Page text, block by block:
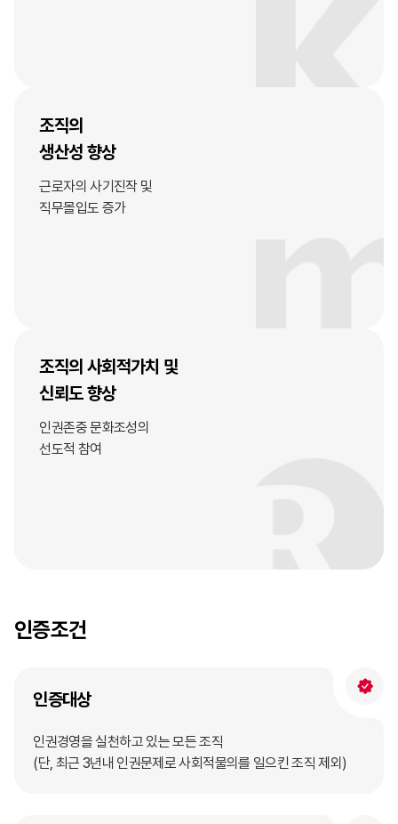
조직의
생산성 향상
근로자의 사기진작 및
직무몰입도 증가
조직의 사회적가치 및
신뢰도 향상
인권존중 문화조성의
선도적 참여
인증조건
인증대상
인권경영을 실천하고 있는 모든 조직
(단, 최근 3년내 인권문제로 사회적물의를 일으킨 조직 제외)